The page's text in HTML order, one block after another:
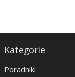
Kategorie
Poradniki